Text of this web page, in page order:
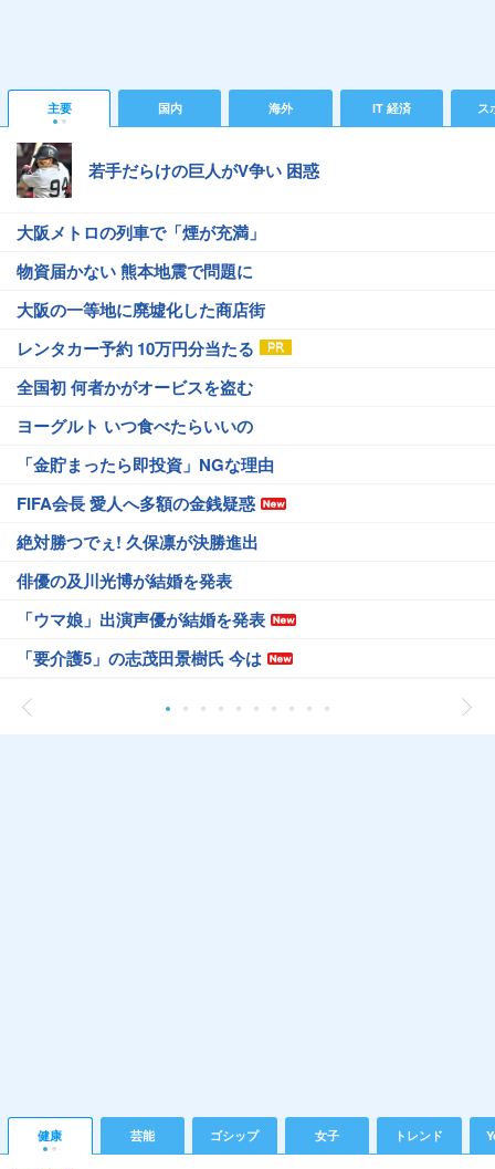
主要 国内 海外 IT 経済 ス
若手だらけの巨人がV争い 困惑
大阪メトロの列車で「煙が充満」
物資届かない 熊本地震で問題に
大阪の一等地に廃墟化した商店街
レンタカー予約 10万円分当たる
全国初 何者かがオービスを盗む
ヨーグルト いつ食べたらいいの
「金貯まったら即投資」NGな理由
FIFA会長 愛人へ多額の金銭疑惑
絶対勝つでぇ! 久保凛が決勝進出
俳優の及川光博が結婚を発表
「ウマ娘」出演声優が結婚を発表
「要介護5」の志茂田景樹氏 今は
健康 芸能 ゴシップ 女子 トレンド